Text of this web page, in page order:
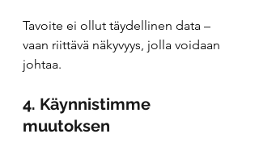
Tavoite ei ollut täydellinen data –
vaan riittävä näkyvyys, jolla voidaan
johtaa.
4. Käynnistimme
muutoksen